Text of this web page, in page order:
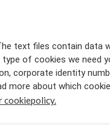
sisältyvät
kestävää
on jaettu 169
toisiinsa, minkä
text files contain data
of cookies we need
corporate identity
more about which
cookiepolicy.